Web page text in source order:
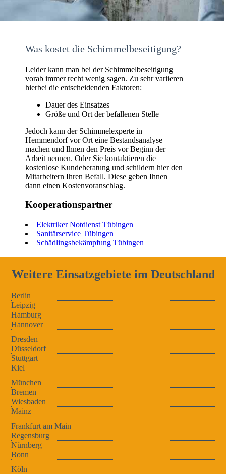
Was kostet die Schimmelbeseitigung?
Leider kann man bei der Schimmelbeseitigung
vorab immer recht wenig sagen. Zu sehr variieren
hierbei die entscheidenden Faktoren:
Dauer des Einsatzes
Größe und Ort der befallenen Stelle
Jedoch kann der Schimmelexperte in
Hemmendorf vor Ort eine Bestandsanalyse
machen und Ihnen den Preis vor Beginn der
Arbeit nennen. Oder Sie kontaktieren die
kostenlose Kundeberatung und schildern hier den
Mitarbeitern Ihren Befall. Diese geben Ihnen
dann einen Kostenvoranschlag.
Kooperationspartner
Elektriker Notdienst Tübingen
Sanitärservice Tübingen
Schädlingsbekämpfung Tübingen
Weitere Einsatzgebiete im Deutschland
Berlin
Leipzig
Hamburg
Hannover
Dresden
Düsseldorf
Stuttgart
Kiel
München
Bremen
Wiesbaden
Mainz
Frankfurt am Main
Regensburg
Nürnberg
Bonn
Köln